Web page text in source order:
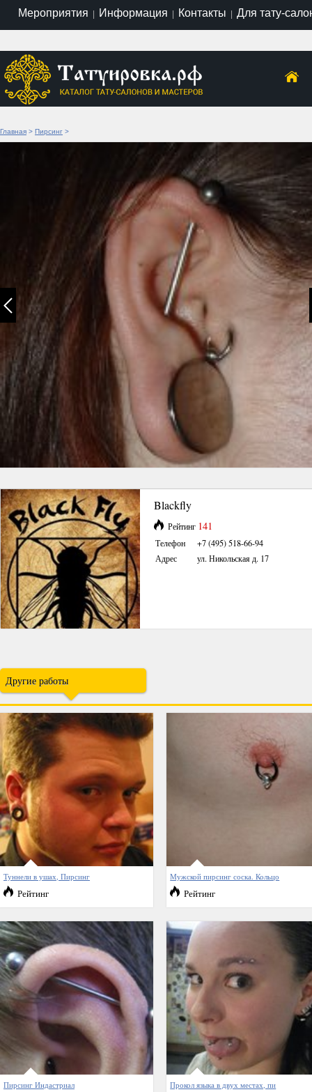
Мероприятия | Информация | Контакты | Для тату-
Главная > Пирсинг >
Blackfly
Рейтинг 141
Телефон
+7 (495) 518-66-94
Адрес
ул. Никольская д. 17
Другие работы
Туннели в ушах, Пирсинг
Рейтинг
Мужской пирсинг соска. Кольцо
Рейтинг
Пирсинг Индастриал Прокол языка в двух местах, пи